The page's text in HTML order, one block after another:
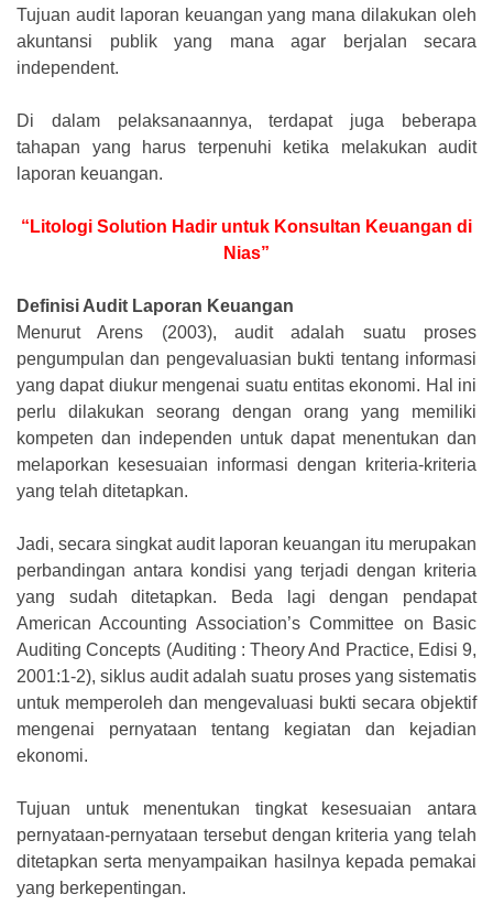
Tujuan audit laporan keuangan yang mana dilakukan oleh
akuntansi publik yang mana agar berjalan secara
independent.
Di dalam pelaksanaannya, terdapat juga beberapa
tahapan yang harus terpenuhi ketika melakukan audit
laporan keuangan.
“Litologi Solution Hadir untuk Konsultan Keuangan di
Nias”
Definisi Audit Laporan Keuangan
Menurut Arens (2003), audit adalah suatu proses
pengumpulan dan pengevaluasian bukti tentang informasi
yang dapat diukur mengenai suatu entitas ekonomi. Hal ini
perlu dilakukan seorang dengan orang yang memiliki
kompeten dan independen untuk dapat menentukan dan
melaporkan kesesuaian informasi dengan kriteria-kriteria
yang telah ditetapkan.
Jadi, secara singkat audit laporan keuangan itu merupakan
perbandingan antara kondisi yang terjadi dengan kriteria
yang sudah ditetapkan. Beda lagi dengan pendapat
American Accounting Association’s Committee on Basic
Auditing Concepts (Auditing : Theory And Practice, Edisi 9,
2001:1-2), siklus audit adalah suatu proses yang sistematis
untuk memperoleh dan mengevaluasi bukti secara objektif
mengenai pernyataan tentang kegiatan dan kejadian
ekonomi.
Tujuan untuk menentukan tingkat kesesuaian antara
pernyataan-pernyataan tersebut dengan kriteria yang telah
ditetapkan serta menyampaikan hasilnya kepada pemakai
yang berkepentingan.